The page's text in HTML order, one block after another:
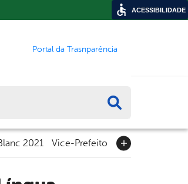
Portal da Trasnparência
2021 Vice-Prefeito
ACESSIBILIDADE